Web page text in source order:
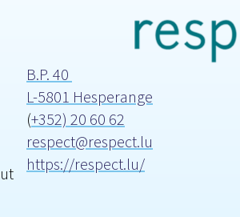
B.P. 40
L-5801 Hesperange
(+352) 20 60 62
respect@respect.lu
https://respect.lu/